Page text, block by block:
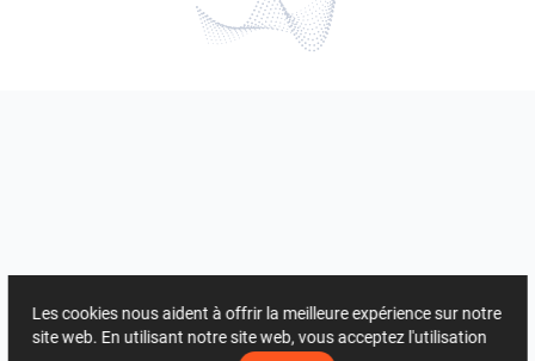
Les cookies nous aident à offrir la meilleure expérience sur notre
site web. En utilisant notre site web, vous acceptez l'utilisation